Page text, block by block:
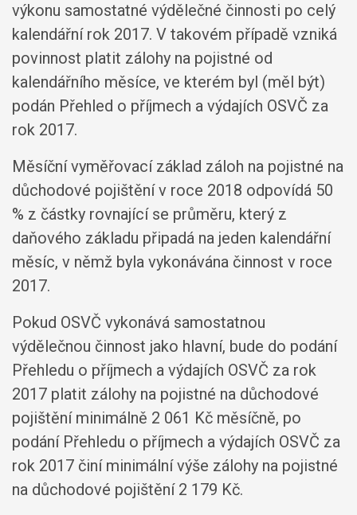
výkonu samostatné výdělečné činnosti po celý
kalendářní rok 2017. V takovém případě vzniká
povinnost platit zálohy na pojistné od
kalendářního měsíce, ve kterém byl (měl být)
podán Přehled o příjmech a výdajích OSVČ za
rok 2017.
Měsíční vyměřovací základ záloh na pojistné na
důchodové pojištění v roce 2018 odpovídá 50
% z částky rovnající se průměru, který z
daňového základu připadá na jeden kalendářní
měsíc, v němž byla vykonávána činnost v roce
2017.
Pokud OSVČ vykonává samostatnou
výdělečnou činnost jako hlavní, bude do podání
Přehledu o příjmech a výdajích OSVČ za rok
2017 platit zálohy na pojistné na důchodové
pojištění minimálně 2 061 Kč měsíčně, po
podání Přehledu o příjmech a výdajích OSVČ za
rok 2017 činí minimální výše zálohy na pojistné
na důchodové pojištění 2 179 Kč.